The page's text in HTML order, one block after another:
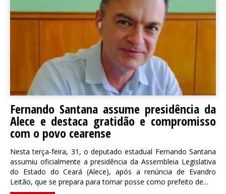
Fernando Santana assume presidência da
Alece e destaca gratidão e compromisso
com o povo cearense
Nesta terça-feira, 31, o deputado estadual Fernando Santana
assumiu oficialmente a presidência da Assembleia Legislativa
do Estado do Ceará (Alece), após a renúncia de Evandro
Leitão, que se prepara para tomar posse como prefeito de...